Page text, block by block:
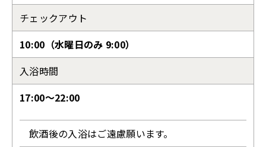
チェックアウト
10:00（水曜日のみ 9:00）
入浴時間
17:00〜22:00
飲酒後の入浴はご遠慮願います。